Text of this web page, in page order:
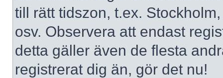
till rätt tidszon, t.ex.
osv. Observera att endast
detta gäller även de flesta
registrerat dig än, gör det nu!